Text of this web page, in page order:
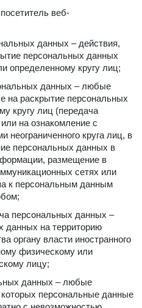
веб-
данных – действия,
персональных данных
определенному кругу лиц;
данных – любые
на раскрытие персональных
кругу лиц (передача
на ознакомление с
неограниченного круга лиц, в
персональных данных в
размещение в
сетях или
к персональным данным
персональных данных –
данных на территорию
органу власти иностранного
физическому или
лицу;
данных – любые
которых персональные данные